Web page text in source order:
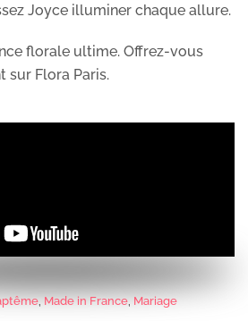
Joyce illuminer chaque allure.
florale ultime. Offrez-vous
sur Flora Paris.
Made in France Mariage